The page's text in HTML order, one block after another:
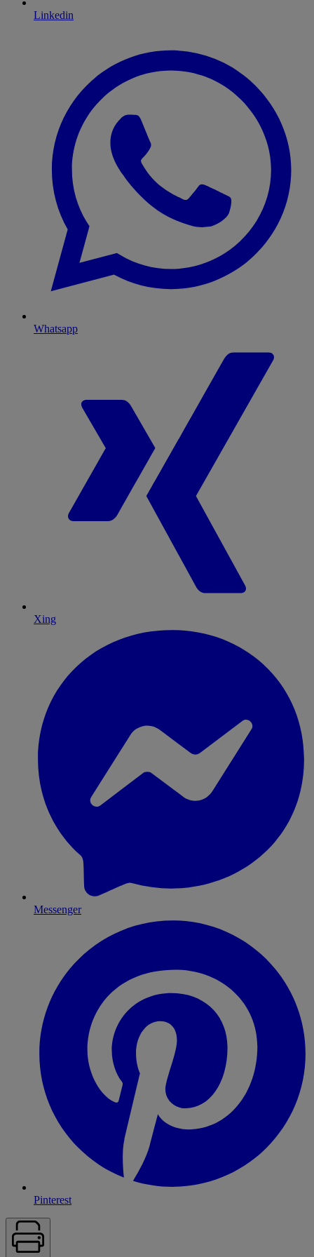
Linkedin
Whatsapp
Xing
Messenger
Pinterest